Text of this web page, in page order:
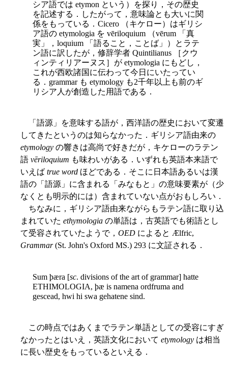
シア語では etymon という）を探り，その歴史
を記述する．したがって，意味論とも大いに関
係をもっている．Cicero （キケロー）はギリシ
ア語の etymologia を vēriloquium （vērum 「真
実」，loquium 「語ること，ことば」）とラテ
ン語に訳したが，修辞学者 Quintilianus ［クウ
ィンティリアーヌス］が etymologia にもどし，
これが西欧諸国に伝わって今日にいたってい
る．grammar も etymology も2千年以上も前のギ
リシア人が創造した用語である．
「語源」を意味する語が，西洋語の歴史において変遷
してきたというのは知らなかった．ギリシア語由来の
etymology の響きは高尚で好きだが，キケローのラテン
語 vēriloquium も味わいがある．いずれも英語本来語で
いえば true word ほどである．そこに日本語あるいは漢
語の「語源」に含まれる「みなもと」の意味要素が（少
なくとも明示的には）含まれていない点がおもしろい．
ちなみに，ギリシア語由来ながらもラテン語に取り込
まれていた ethymologia の単語は，古英語でも術語とし
て受容されていたようで， OED によると Ælfric,
Grammar(St. John's Oxford MS.) 293 に文証される．
Sum þæra [sc. divisions of the art of grammar] hatte
ETHIMOLOGIA, þæ is namena ordfruma and
gescead, hwi hi swa gehatene sind.
この時点ではあくまでラテン単語としての受容にすぎ
なかったとはいえ，英語文化において etymology は相当
に長い歴史をもっているといえる．